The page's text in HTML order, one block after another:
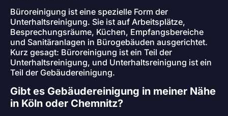
Büroreinigung ist eine spezielle Form der
Unterhaltsreinigung. Sie ist auf Arbeitsplätze,
Besprechungsräume, Küchen, Empfangsbereiche
und Sanitäranlagen in Bürogebäuden ausgerichtet.
Kurz gesagt: Büroreinigung ist ein Teil der
Unterhaltsreinigung, und Unterhaltsreinigung ist ein
Teil der Gebäudereinigung.
Gibt es Gebäudereinigung in meiner Nähe
in Köln oder Chemnitz?